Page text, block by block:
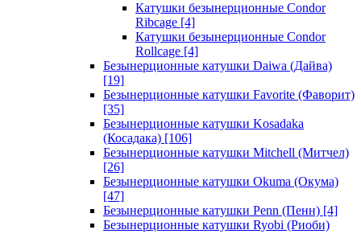
Катушки безынерционные Condor
Ribcage [4]
Катушки безынерционные Condor
Rollcage [4]
Безынерционные катушки Daiwa (Дайва)
[19]
Безынерционные катушки Favorite (Фаворит)
[35]
Безынерционные катушки Kosadaka
(Косадака) [106]
Безынерционные катушки Mitchell (Митчел)
[26]
Безынерционные катушки Okuma (Окума)
[47]
Безынерционные катушки Penn (Пенн) [4]
Безынерционные катушки Ryobi (Риоби)